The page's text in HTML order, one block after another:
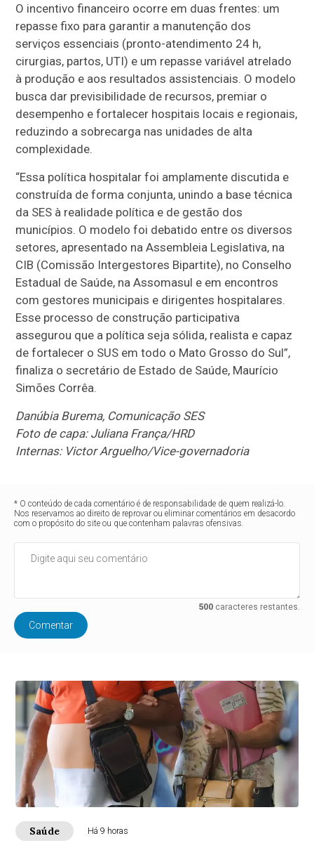
O incentivo financeiro ocorre em duas frentes: um
repasse fixo para garantir a manutenção dos
serviços essenciais (pronto-atendimento 24 h,
cirurgias, partos, UTI) e um repasse variável atrelado
à produção e aos resultados assistenciais. O modelo
busca dar previsibilidade de recursos, premiar o
desempenho e fortalecer hospitais locais e regionais,
reduzindo a sobrecarga nas unidades de alta
complexidade.
“Essa política hospitalar foi amplamente discutida e
construída de forma conjunta, unindo a base técnica
da SES à realidade política e de gestão dos
municípios. O modelo foi debatido entre os diversos
setores, apresentado na Assembleia Legislativa, na
CIB (Comissão Intergestores Bipartite), no Conselho
Estadual de Saúde, na Assomasul e em encontros
com gestores municipais e dirigentes hospitalares.
Esse processo de construção participativa
assegurou que a política seja sólida, realista e capaz
de fortalecer o SUS em todo o Mato Grosso do Sul”,
finaliza o secretário de Estado de Saúde, Maurício
Simões Corrêa.
Danúbia Burema, Comunicação SES
Foto de capa: Juliana França/HRD
Internas: Victor Arguelho/Vice-governadoria
* O conteúdo de cada comentário é de responsabilidade de quem realizá-lo.
Nos reservamos ao direito de reprovar ou eliminar comentários em desacordo
com o propósito do site ou que contenham palavras ofensivas.
500caracteres restantes.
Comentar
Saúde Há 9 horas